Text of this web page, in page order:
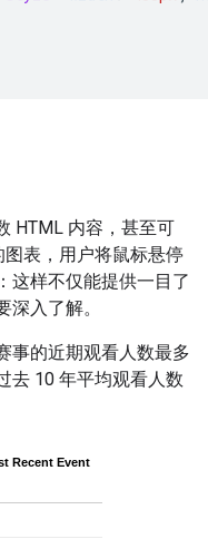
HTML 内容，甚至可
表，用户将鼠标悬停
这样不仅能提供一目了
入了解。
事的近期观看人数最多
去 10 年平均观看人数